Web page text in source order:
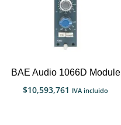
BAE Audio 1066D Module
$10,593,761 IVA incluido